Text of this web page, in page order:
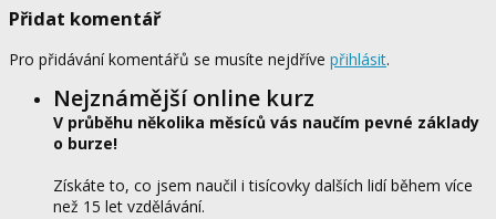
Přidat komentář
Pro přidávání komentářů se musíte nejdříve přihlásit.
Nejznámější online kurz
V průběhu několika měsíců vás naučím pevné základy
o burze!
Získáte to, co jsem naučil i tisícovky dalších lidí během více
než 15 let vzdělávání.